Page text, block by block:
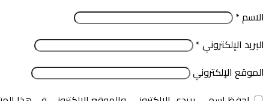
الاسم*
البريد الإلكتروني*
الموقع الإلكتروني